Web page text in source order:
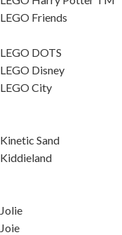
LEGO Friends
LEGO DOTS
LEGO Disney
LEGO City
Kinetic Sand
Kiddieland
Jolie
Joie